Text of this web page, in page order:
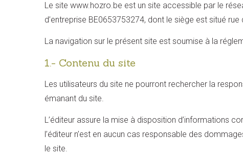
Le site www.hozro.be est un site accessible par le
d’entreprise BE0653753274, dont le siège est situé
La navigation sur le présent site est soumise à la
1.- Contenu du site
Les utilisateurs du site ne pourront rechercher la
émanant du site.
L’éditeur assure la mise à disposition d’informations
l’éditeur n’est en aucun cas responsable des
le site.